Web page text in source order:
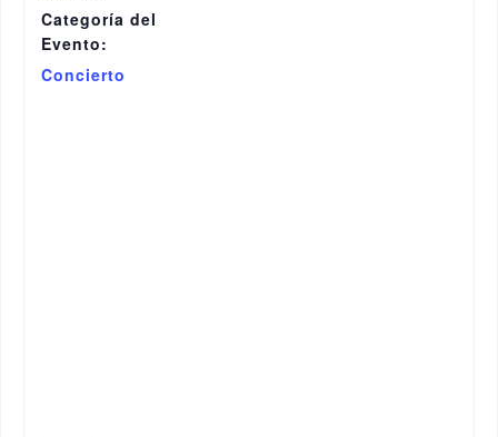
Categoría del
Evento:
Concierto